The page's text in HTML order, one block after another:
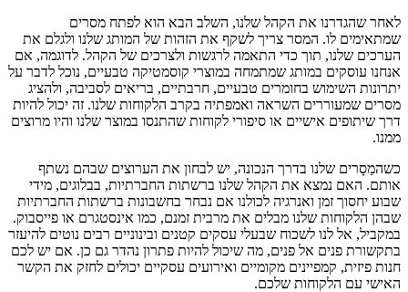
לאחר שהגדרנו את הקהל שלנו, השלב הבא הוא לפתח מסרים
שמתאימים לו. המסר צריך לשקף את הזהות של המותג שלנו ולגלם את
הערכים שלנו, תוך כדי התאמה לרגשות ולצרכים של הקהל. לדוגמה, אם
אנחנו עוסקים במותג שמתמחה במוצרי קוסמטיקה טבעיים, נוכל לדבר על
יתרונות השימוש בחומרים טבעיים, חרבתיים, בריאים לסביבה, ולהציג
מסרים שמעוררים השראה ואמפתיה בקרב הלקוחות שלנו. זה יכול להיות
דרך שיתופים אישיים או סיפורי לקוחות שהתנסו במוצר שלנו והיו מרוצים
ממנו.
כשהמַסָרים שלנו בדרך הנכונה, יש לבחון את הערוצים שבהם נשתף
אותם. האם נמצא את הקהל שלנו ברשתות החברתיות, בבלוגים, מידי
שבוע יחסוך זמן ואנרגיה לכולנו אם נבחר בחשבונות ברשתות החברתיות
שבהן הלקוחות שלנו מבלים את מרבית זמנם, כמו אינסטגרם או פייסבוק.
במקביל, אל לנו לשכוח שבעלי עסקים קטנים ובינוניים רבים נוטים להיעזר
בתקשורת פנים אל פנים, מה שיכול להיות פתרון נהדר גם כן. אם יש לכם
חנות פיזית, קמפיינים מקומיים ואירועים עסקיים יכולים לחזק את הקשר
האישי עם הלקוחות שלכם.